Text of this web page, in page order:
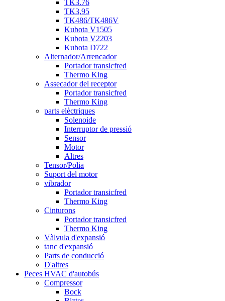
TK3.76
TK3,95
TK486/TK486V
Kubota V1505
Kubota V2203
Kubota D722
Alternador/Arrencador
Portador transicfred
Thermo King
Assecador del receptor
Portador transicfred
Thermo King
parts elèctriques
Solenoide
Interruptor de pressió
Sensor
Motor
Altres
Tensor/Polia
Suport del motor
vibrador
Portador transicfred
Thermo King
Cinturons
Portador transicfred
Thermo King
Vàlvula d'expansió
tanc d'expansió
Parts de conducció
D'altres
Peces HVAC d'autobús
Compressor
Bock